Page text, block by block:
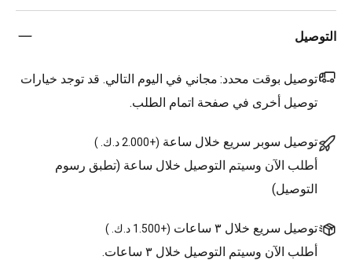
التوصيل
توصيل بوقت محدد: مجاني في اليوم التالي. قد توجد خيارات
توصيل أخرى في صفحة اتمام الطلب.
توصيل سوبر سريع خلال ساعة (+2.000 د.ك. )
أطلب الآن وسيتم التوصيل خلال ساعة (تطبق رسوم
التوصيل)
توصيل سريع خلال ٣ ساعات (+1.500 د.ك. )
أطلب الآن وسيتم التوصيل خلال ٣ ساعات.